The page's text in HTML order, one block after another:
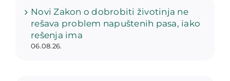
Novi Zakon o dobrobiti životinja ne
rešava problem napuštenih pasa, iako
rešenja ima
06.08.26.